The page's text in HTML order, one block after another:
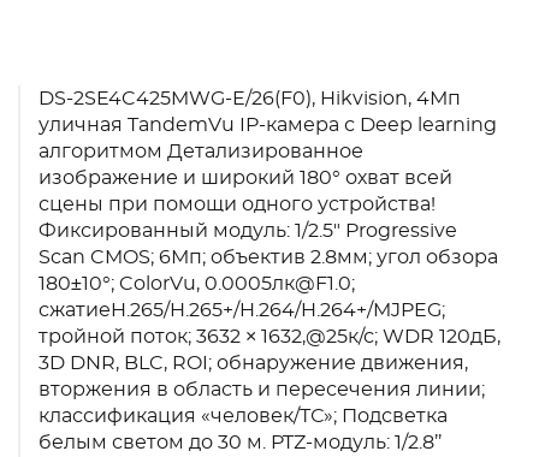
DS-2SE4C425MWG-E/26(F0), Hikvision, 4Мп
уличная TandemVu IP-камера с Deep learning
алгоритмом Детализированное
изображение и широкий 180° охват всей
сцены при помощи одного устройства!
Фиксированный модуль: 1/2.5" Progressive
Scan CMOS; 6Мп; объектив 2.8мм; угол обзора
180±10°; ColorVu, 0.0005лк@F1.0;
сжатиеH.265/H.265+/H.264/H.264+/MJPEG;
тройной поток; 3632 × 1632,@25к/с; WDR 120дБ,
3D DNR, BLC, ROI; обнаружение движения,
вторжения в область и пересечения линии;
классификация «человек/ТС»; Подсветка
белым светом до 30 м. PTZ-модуль: 1/2.8’’